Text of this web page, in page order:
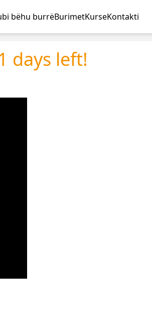
bëhu burrëBurimetKurseKontakti
days left!